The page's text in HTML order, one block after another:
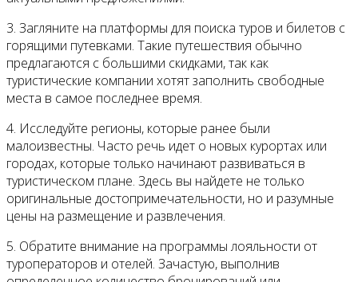
3. Загляните на платформы для поиска туров и билетов с
горящими путевками. Такие путешествия обычно
предлагаются с большими скидками, так как
туристические компании хотят заполнить свободные
места в самое последнее время.
4. Исследуйте регионы, которые ранее были
малоизвестны. Часто речь идет о новых курортах или
городах, которые только начинают развиваться в
туристическом плане. Здесь вы найдете не только
оригинальные достопримечательности, но и разумные
цены на размещение и развлечения.
5. Обратите внимание на программы лояльности от
туроператоров и отелей. Зачастую, выполнив